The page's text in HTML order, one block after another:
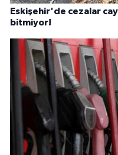
Eskişehir'de cezalar
bitmiyor!